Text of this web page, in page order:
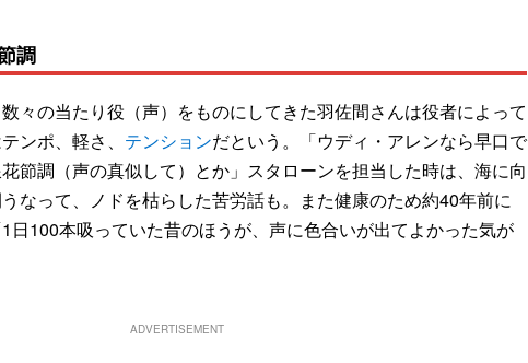
調
々の当たり役（声）をものにしてきた羽佐間さんは役者によって
ンポ、軽さ、 テンションだという。「ウディ・アレンなら早口で
節調（声の真似して）とか」スタローンを担当した時は、海に向
なって、ノドを枯らした苦労話も。また健康のため約40年前に
日100本吸っていた昔のほうが、声に色合いが出てよかった気が
ADVERTISEMENT